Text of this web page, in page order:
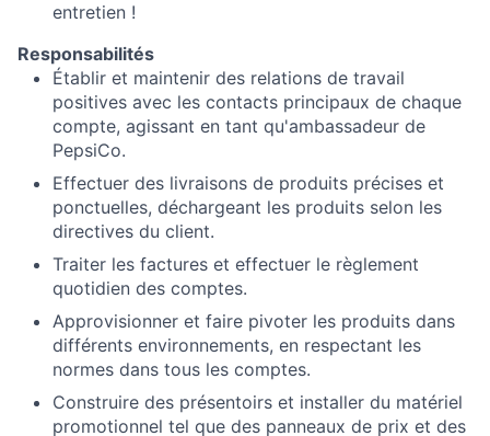
entretien !
Responsabilités
Établir et maintenir des relations de travail
positives avec les contacts principaux de chaque
compte, agissant en tant qu'ambassadeur de
PepsiCo.
Effectuer des livraisons de produits précises et
ponctuelles, déchargeant les produits selon les
directives du client.
Traiter les factures et effectuer le règlement
quotidien des comptes.
Approvisionner et faire pivoter les produits dans
différents environnements, en respectant les
normes dans tous les comptes.
Construire des présentoirs et installer du matériel
promotionnel tel que des panneaux de prix et des